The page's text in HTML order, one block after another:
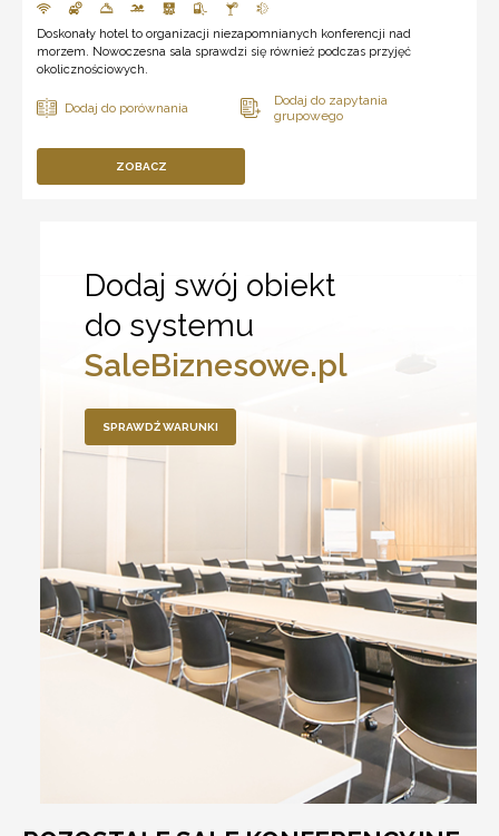
Doskonały hotel to organizacji niezapomnianych konferencji nad
morzem. Nowoczesna sala sprawdzi się również podczas przyjęć
okolicznościowych.
ZOBACZ
Dodaj swój obiekt
do systemu
SaleBiznesowe.pl
SPRAWDŹ WARUNKI